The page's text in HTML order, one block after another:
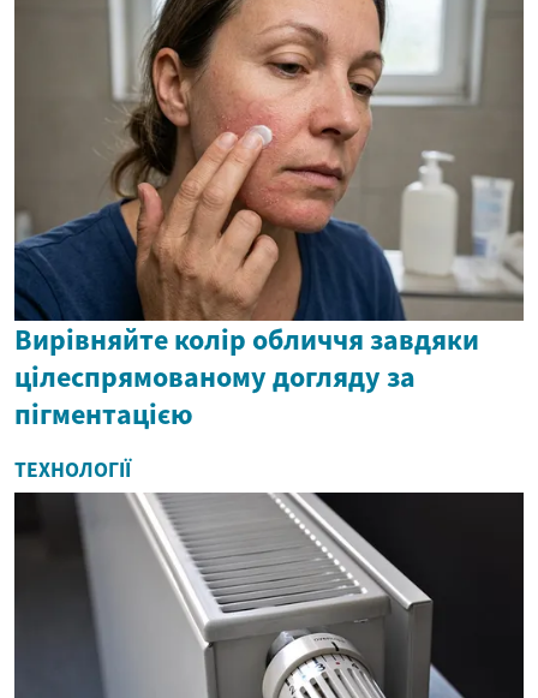
Вирівняйте колір обличчя завдяки
цілеспрямованому догляду за
пігментацією
ТЕХНОЛОГІЇ